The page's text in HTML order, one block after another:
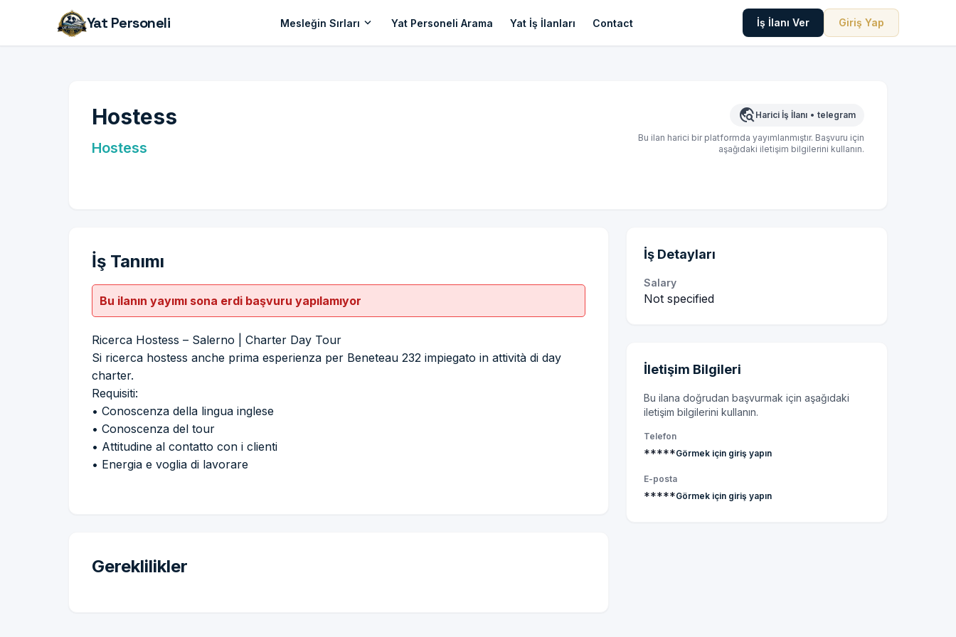
Yat Personeli Mesleğin Sırları expand_more Yat Personeli Arama Yat İş İlanları Contact İş İlanı Ver Giriş Yap
Hostess
Hostess
travel_explore Harici İş İlanı • telegram
Bu ilan harici bir platformda yayımlanmıştır. Başvuru için
aşağıdaki iletişim bilgilerini kullanın.
İş Tanımı
Bu ilanın yayımı sona erdi başvuru yapılamıyor
Ricerca Hostess – Salerno | Charter Day Tour
Si ricerca hostess anche prima esperienza per Beneteau 232 impiegato in attività di day
charter.
Requisiti:
• Conoscenza della lingua inglese
• Conoscenza del tour
• Attitudine al contatto con i clienti
• Energia e voglia di lavorare
Gereklilikler
İş Detayları
Salary
Not specified
İletişim Bilgileri
Bu ilana doğrudan başvurmak için aşağıdaki
iletişim bilgilerini kullanın.
Telefon
*****Görmek için giriş yapın
E-posta
*****Görmek için giriş yapın